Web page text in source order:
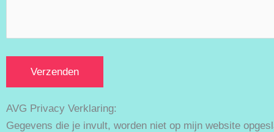
AVG Privacy Verklaring:
Gegevens die je invult, worden niet op mijn website